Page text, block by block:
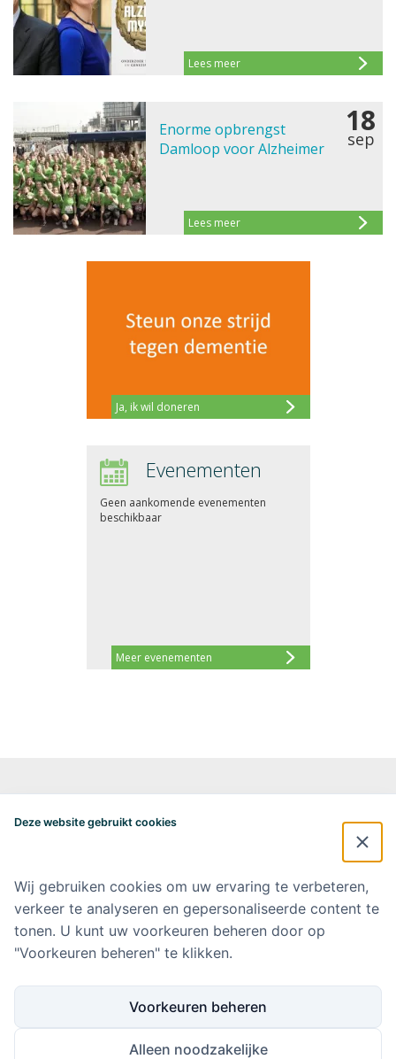
Lees meer
Enorme opbrengst
Damloop voor Alzheimer
18
sep
Lees meer
Ja, ik wil doneren
Evenementen
Meer evenementen
Geen aankomende evenementen
beschikbaar
Postbus 7057
alzheimercentrum@amsterdamumc.nl
Doneer via: NL 42 INGB 0006 9052 76 Ten name van: Stichting Steun
Alzheimercentrum Amsterdam
Amsterdam UMC
Deze website gebruikt cookies
Wij gebruiken cookies om uw ervaring te verbeteren,
verkeer te analyseren en gepersonaliseerde content te
tonen. U kunt uw voorkeuren beheren door op
"Voorkeuren beheren" te klikken.
Voorkeuren beheren
Alleen noodzakelijke